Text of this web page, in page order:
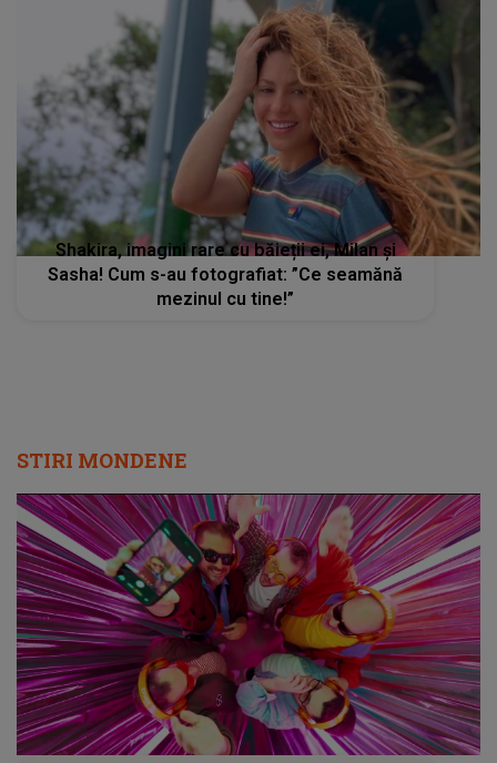
Shakira, imagini rare cu băieții ei, Milan și
Sasha! Cum s-au fotografiat: ”Ce seamănă
mezinul cu tine!”
STIRI MONDENE